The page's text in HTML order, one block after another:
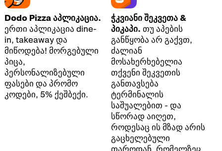
Dodo Pizza აპლიკაცია.
ერთი აპლიკაცია dine-
in, takeaway და
მიწოდება! მორგებული
პიცა,
პერსონალიზებული
ფასები და პრომო
კოდები, 5% ქეშბექი.
ჭკვიანი შეკვეთა &
პიკაპი. თუ აპების
განწყობა არ გაქვთ,
ძალიან
მოსახერხებელია
თქვენი შეკვეთის
განთავსება
ტერმინალის
საშუალებით - და
სწორად აიღეთ,
როდესაც ის მზად არის
გაცხელებული